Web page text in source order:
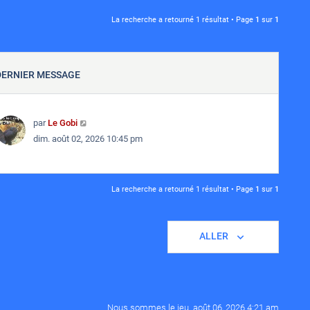
La recherche a retourné 1 résultat • Page 1 sur 1
MESSAGE
par Le Gobi
dim. août 02, 2026 10:45 pm
La recherche a retourné 1 résultat • Page 1 sur 1
ALLER
Nous sommes le jeu. août 06, 2026 4:21 am